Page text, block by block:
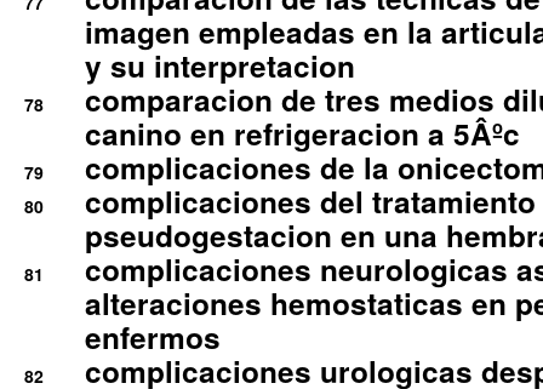
imagen empleadas en la
y su interpretacion
78
comparacion de tres medios
canino en refrigeracion a 5Âºc
79 complicaciones de la
80
complicaciones del
pseudogestacion en una
81
complicaciones neurologicas
alteraciones hemostaticas en
enfermos
82
complicaciones urologicas